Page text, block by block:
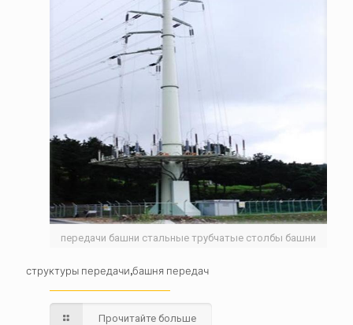
передачи башни стальные трубчатые столбы башни
структуры передачи,башня передач
Прочитайте больше